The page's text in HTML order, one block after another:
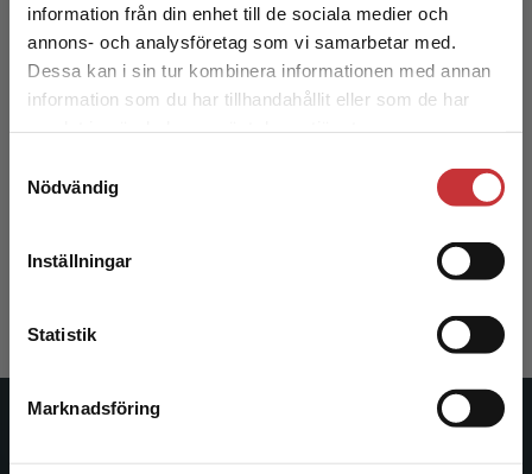
information från din enhet till de sociala medier och
annons- och analysföretag som vi samarbetar med.
Dessa kan i sin tur kombinera informationen med annan
information som du har tillhandahållit eller som de har
Nödvändig
Inställningar
Statistik
Marknadsföring
Det verkar som att du besöker
studentlitteratur.se via en enhet utanför Sverige.
Vi erbjuder inte leveranser utanför Sverige. För
att kunna slutföra ett köp måste
1 283 kr